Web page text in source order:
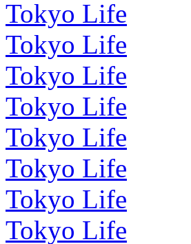
Tokyo Life
Tokyo Life
Tokyo Life
Tokyo Life
Tokyo Life
Tokyo Life
Tokyo Life
Tokyo Life